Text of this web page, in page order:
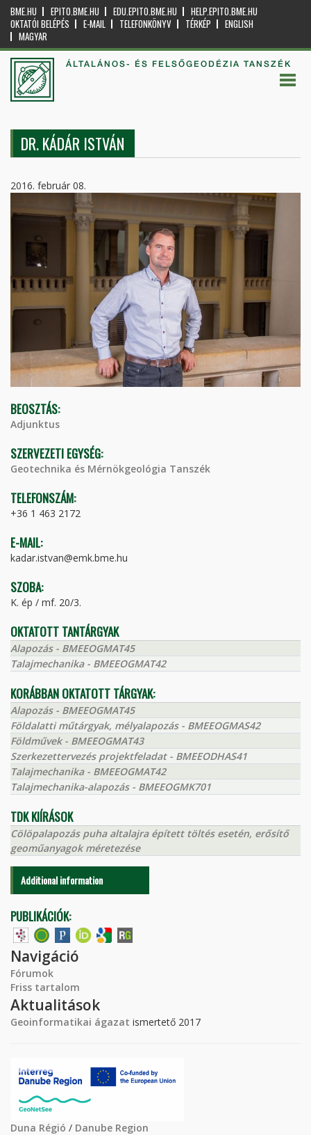
BME.HU EPITO.BME.HU EDU.EPITO.BME.HU
HELP.EPITO.BME.HU
OKTATÓI BELÉPÉS
E-MAIL TELEFONKÖNYV TÉRKÉP
ENGLISH
MAGYAR
ÁLTALÁNOS- ÉS FELSŐGEODÉZIA TANSZÉK
DR. KÁDÁR ISTVÁN
2016. február 08.
BEOSZTÁS:
Adjunktus
SZERVEZETI EGYSÉG:
Geotechnika és Mérnökgeológia Tanszék
TELEFONSZÁM:
+36 1 463 2172
E-MAIL:
kadar.istvan@emk.bme.hu
SZOBA:
K. ép / mf. 20/3.
OKTATOTT TANTÁRGYAK
Alapozás - BMEEOGMAT45
Talajmechanika - BMEEOGMAT42
KORÁBBAN OKTATOTT TÁRGYAK:
Alapozás - BMEEOGMAT45
Földalatti műtárgyak, mélyalapozás - BMEEOGMAS42
Földművek - BMEEOGMAT43
Szerkezettervezés projektfeladat - BMEEODHAS41
Talajmechanika - BMEEOGMAT42
Talajmechanika-alapozás - BMEEOGMK701
TDK KIÍRÁSOK
Cölöpalapozás puha altalajra épített töltés esetén, erősítő
geoműanyagok méretezése
Additional information
PUBLIKÁCIÓK:
Navigáció
Fórumok
Friss tartalom
Aktualitások
Geoinformatikai ágazat ismertető 2017
Duna Régió / Danube Region